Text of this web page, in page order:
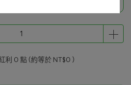
利 0 點 (約等於 NT$0 )